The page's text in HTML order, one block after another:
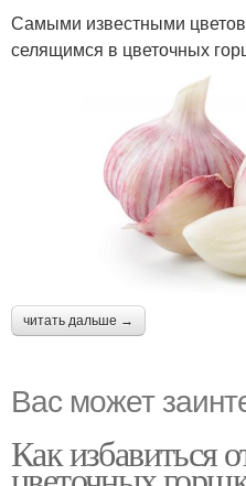
Самыми известными
селящимся в цветочных
читать дальше →
Вас может
Как избавиться